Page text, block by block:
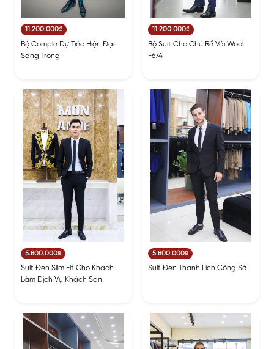
11.200.000₫
Bộ Comple Dự Tiệc Hiện Đại
Sang Trọng
11.200.000₫
Bộ Suit Cho Chú Rể Vải Wool
F674
5.800.000₫
Suit Đen Slim Fit Cho Khách
Làm Dịch Vụ Khách Sạn
5.800.000₫
Suit Đen Thanh Lịch Công Sở